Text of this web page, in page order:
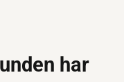
har